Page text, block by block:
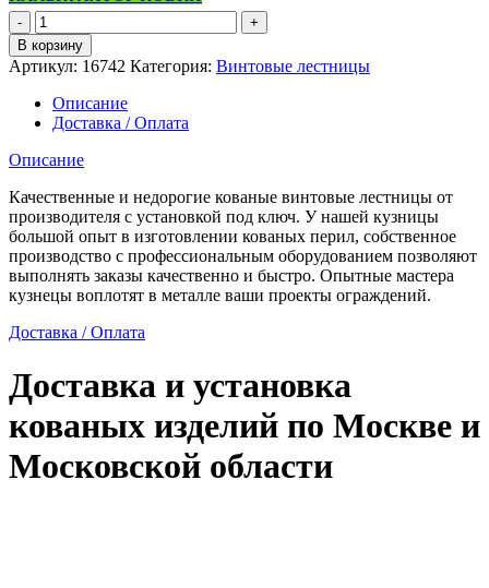
Количество
товара
Кованая
эксклюзивная
винтовая
лестница
В корзину
Артикул: 16742 Категория: Винтовые лестницы
Описание
Доставка / Оплата
Описание
Качественные и недорогие кованые винтовые лестницы от
производителя с установкой под ключ. У нашей кузницы
большой опыт в изготовлении кованых перил, собственное
производство с профессиональным оборудованием позволяют
выполнять заказы качественно и быстро. Опытные мастера
кузнецы воплотят в металле ваши проекты ограждений.
Доставка / Оплата
Доставка и установка
кованых изделий по Москве и
Московской области